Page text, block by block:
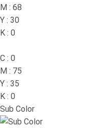
M : 68
Y : 30
K : 0
C : 0
M : 75
Y : 35
K : 0
Sub Color